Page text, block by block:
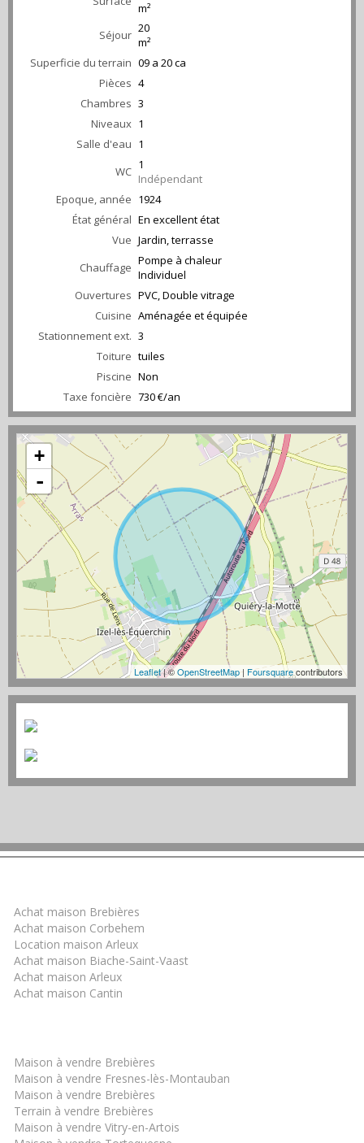
m²
Séjour 20
m²
Superficie du terrain 09 a 20 ca
Pièces 4
Chambres 3
Niveaux 1
Salle d'eau 1
WC 1
Indépendant
Epoque, année 1924
État général En excellent état
Vue Jardin, terrasse
Chauffage Pompe à chaleur
Individuel
Ouvertures PVC, Double vitrage
Cuisine Aménagée et équipée
Stationnement ext. 3
Toiture tuiles
Piscine Non
Taxe foncière 730 €/an
+
-
Leaflet| ©OpenStreetMap| Foursquarecontributors
Achat maison Brebières
Achat maison Corbehem
Location maison Arleux
Achat maison Biache-Saint-Vaast
Achat maison Arleux
Achat maison Cantin
Maison à vendre Brebières
Maison à vendre Fresnes-lès-Montauban
Maison à vendre Brebières
Terrain à vendre Brebières
Maison à vendre Vitry-en-Artois